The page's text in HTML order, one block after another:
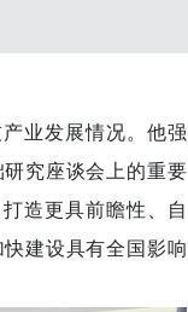
业发展情况。他强
究座谈会上的重要
造更具前瞻性、自
建设具有全国影响